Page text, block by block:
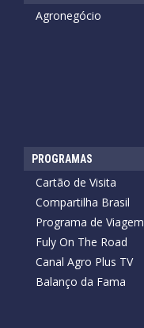
Agronegócio
PROGRAMAS
Cartão de Visita
Compartilha Brasil
Programa de Viagem
Fuly On The Road
Canal Agro Plus TV
Balanço da Fama